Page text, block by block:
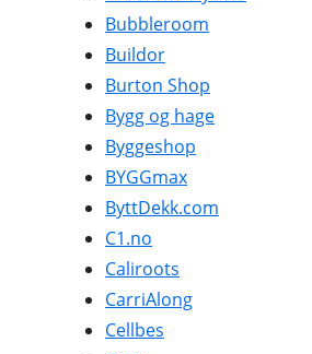
Bubbleroom
Buildor
Burton Shop
Bygg og hage
Byggeshop
BYGGmax
ByttDekk.com
C1.no
Caliroots
CarriAlong
Cellbes